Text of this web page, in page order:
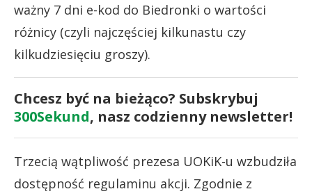
ważny 7 dni e-kod do Biedronki o wartości
różnicy (czyli najczęściej kilkunastu czy
kilkudziesięciu groszy).
Chcesz być na bieżąco? Subskrybuj
300Sekund, nasz codzienny newsletter!
Trzecią wątpliwość prezesa UOKiK-u wzbudziła
dostępność regulaminu akcji. Zgodnie z